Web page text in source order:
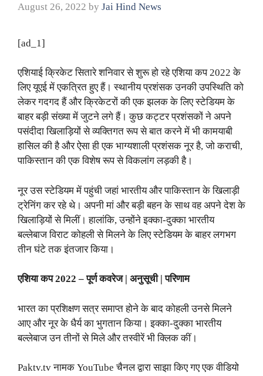
August 26, 2022 by Jai Hind News
[ad_1]
एशियाई क्रिकेट सितारे शनिवार से शुरू हो रहे एशिया कप 2022 के
लिए यूएई में एकत्रित हुए हैं। स्थानीय प्रशंसक उनकी उपस्थिति को
लेकर गदगद हैं और क्रिकेटरों की एक झलक के लिए स्टेडियम के
बाहर बड़ी संख्या में जुटने लगे हैं। कुछ कट्टर प्रशंसकों ने अपने
पसंदीदा खिलाड़ियों से व्यक्तिगत रूप से बात करने में भी कामयाबी
हासिल की है और ऐसा ही एक भाग्यशाली प्रशंसक नूर है, जो कराची,
पाकिस्तान की एक विशेष रूप से विकलांग लड़की है।
नूर उस स्टेडियम में पहुंची जहां भारतीय और पाकिस्तान के खिलाड़ी
ट्रेनिंग कर रहे थे। अपनी मां और बड़ी बहन के साथ वह अपने देश के
खिलाड़ियों से मिलीं। हालांकि, उन्होंने इक्का-दुक्का भारतीय
बल्लेबाज विराट कोहली से मिलने के लिए स्टेडियम के बाहर लगभग
तीन घंटे तक इंतजार किया।
एशिया कप 2022 – पूर्ण कवरेज | अनुसूची | परिणाम
भारत का प्रशिक्षण सत्र समाप्त होने के बाद कोहली उनसे मिलने
आए और नूर के धैर्य का भुगतान किया। इक्का-दुक्का भारतीय
बल्लेबाज उन तीनों से मिले और तस्वीरें भी क्लिक कीं।
Paktv.tv नामक YouTube चैनल द्वारा साझा किए गए एक वीडियो